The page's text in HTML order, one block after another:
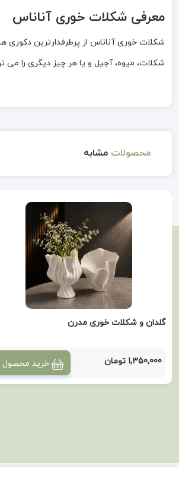
معرفی شکلات خوری آناناس
شکلات خوری آناناس از پرطرفدارترین
شکلات، میوه، آجیل و یا هر چیز دیگری را می
محصولات مشابه
گلدان و شکلات خوری مدرن
1,350,000 تومان خرید محصول